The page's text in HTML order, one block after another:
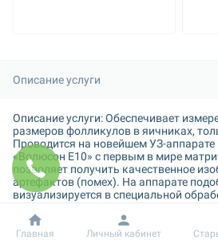
Описание услуги
Описание услуги: Обеспечивает
размеров фолликулов в яичниках,
Проводится на новейшем УЗ-
«Волюсон Е10» с первым в мире
позволяет получить качественное
артефактов (помех). На аппарате
визуализируется в специальной
Методика сканирования –
датчиком). Проводится объёмная 3D-
Добробут Информация
Главная Личный кабинет